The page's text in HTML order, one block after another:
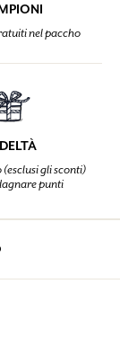
nel paccho
gli sconti)
punti